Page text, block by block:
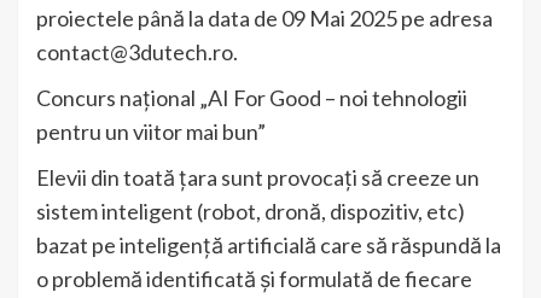
proiectele până la data de 09 Mai 2025 pe adresa
contact@3dutech.ro.
Concurs național „AI For Good – noi tehnologii
pentru un viitor mai bun”
Elevii din toată țara sunt provocați să creeze un
sistem inteligent (robot, dronă, dispozitiv, etc)
bazat pe inteligență artificială care să răspundă la
o problemă identificată și formulată de fiecare